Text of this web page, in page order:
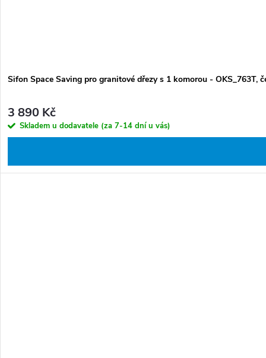
Sifon Space Saving pro granitové dřezy s 1 komorou - OKS_763T,
3 890 Kč
Skladem u dodavatele (za 7-14 dní u vás)